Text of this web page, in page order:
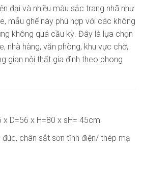
đại và nhiều màu sắc trang nhã như
mẫu ghế này phù hợp với các không
không quá cầu kỳ. Đây là lựa chọn
nhà hàng, văn phòng, khu vực chờ,
gian nội thất gia đình theo phong
x D=56 x H=80 x sH= 45cm
đúc, chân sắt sơn tĩnh điện/ thép mạ